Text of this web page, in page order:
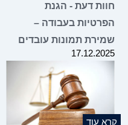
דעת - הגנת
בעבודה –
תמונות עובדים
עוד